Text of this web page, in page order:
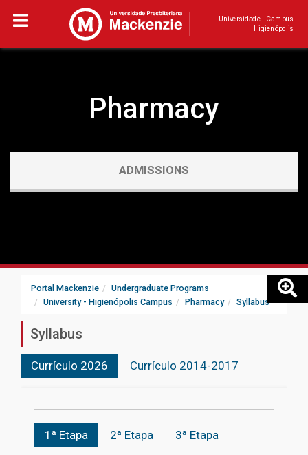
Universidade - Campus
Higienópolis
Pharmacy
ADMISSIONS
Portal Mackenzie
Undergraduate Programs
University - Higienópolis Campus
Pharmacy Syllabus
Syllabus
Currículo 2026 Currículo 2014-2017
1ª Etapa 2ª Etapa
3ª Etapa